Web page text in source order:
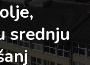
srednju